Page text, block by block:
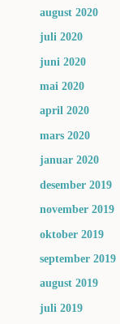
august 2020
juli 2020
juni 2020
mai 2020
april 2020
mars 2020
januar 2020
desember 2019
november 2019
oktober 2019
september 2019
august 2019
juli 2019